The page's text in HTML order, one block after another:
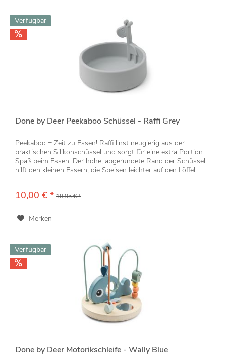
Verfügbar
Done by Deer Peekaboo Schüssel - Raffi Grey
Peekaboo = Zeit zu Essen! Raffi linst neugierig aus der
praktischen Silikonschüssel und sorgt für eine extra Portion
Spaß beim Essen. Der hohe, abgerundete Rand der Schüssel
hilft den kleinen Essern, die Speisen leichter auf den Löffel...
10,00 € * 18,95 € *
Merken
Verfügbar
Done by Deer Motorikschleife - Wally Blue